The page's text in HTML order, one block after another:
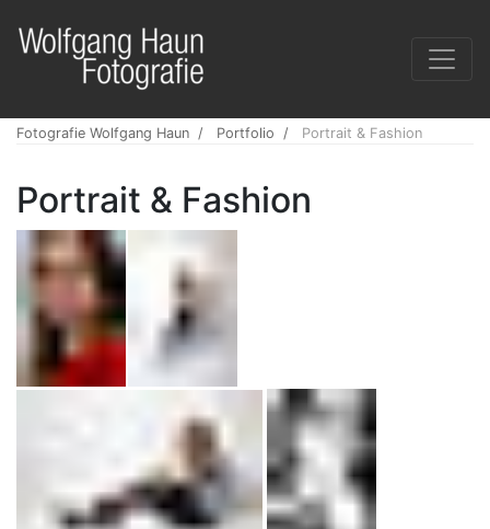
Fotografie Wolfgang Haun Portfolio Portrait & Fashion
Portrait & Fashion